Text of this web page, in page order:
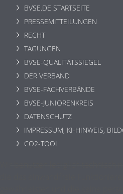
BVSE.DE STARTSEITE
PRESSEMITTEILUNGEN
RECHT
TAGUNGEN
BVSE-QUALITÄTSSIEGEL
DER VERBAND
BVSE-FACHVERBÄNDE
BVSE-JUNIORENKREIS
DATENSCHUTZ
IMPRESSUM, KI-HINWEIS,
CO2-TOOL
Wir benutzen lediglich technisch